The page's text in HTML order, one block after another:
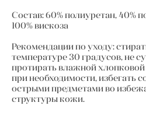
Состав: 60% полиуретан, 40%
100% вискоза
Рекомендации по уходу:
температуре 30 градусов, не
протирать влажной
при необходимости, избегать
острыми предметами во
структуры кожи.